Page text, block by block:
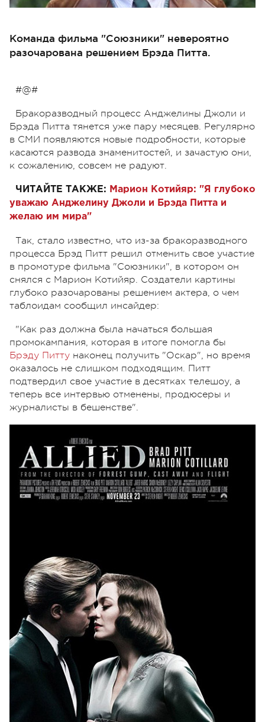
Команда фильма "Союзники" невероятно
разочарована решением Брэда Питта.
#@#
Бракоразводный процесс Анджелины Джоли и
Брэда Питта тянется уже пару месяцев. Регулярно
в СМИ появляются новые подробности, которые
касаются развода знаменитостей, и зачастую они,
к сожалению, совсем не радуют.
ЧИТАЙТЕ ТАКЖЕ: Марион Котийяр: "Я глубоко
уважаю Анджелину Джоли и Брэда Питта и
желаю им мира"
Так, стало известно, что из-за бракоразводного
процесса Брэд Питт решил отменить свое участие
в промотуре фильма "Союзники", в котором он
снялся с Марион Котийяр. Создатели картины
глубоко разочарованы решением актера, о чем
таблоидам сообщил инсайдер:
"Как раз должна была начаться большая
промокампания, которая в итоге помогла бы
Брэду Питту наконец получить "Оскар", но время
оказалось не слишком подходящим. Питт
подтвердил свое участие в десятках телешоу, а
теперь все интервью отменены, продюсеры и
журналисты в бешенстве".